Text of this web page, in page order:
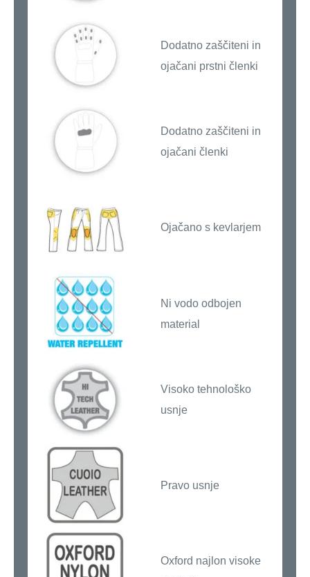
Dodatno zaščiteni in
ojačani prstni členki
Dodatno zaščiteni in
ojačani členki
Ojačano s kevlarjem
Ni vodo odbojen
material
Visoko tehnološko
usnje
Pravo usnje
Oxford najlon visoke